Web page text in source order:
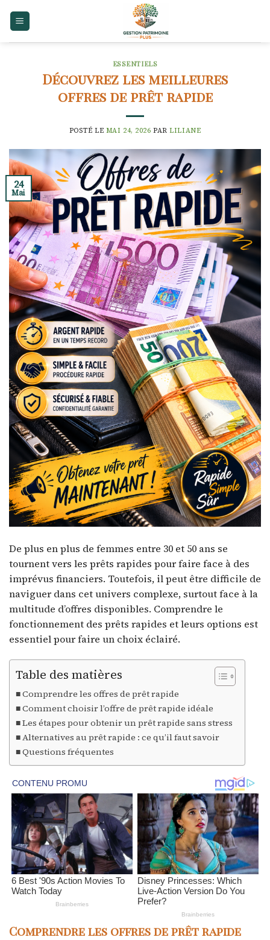
ESSENTIELS
Découvrez les meilleures
offres de prêt rapide
POSTÉ LE MAI 24, 2026 PARLILIANE
24
Mai
De plus en plus de femmes entre 30 et 50 ans se
tournent vers les prêts rapides pour faire face à des
imprévus financiers. Toutefois, il peut être difficile de
naviguer dans cet univers complexe, surtout face à la
multitude d’offres disponibles. Comprendre le
fonctionnement des prêts rapides et leurs options est
essentiel pour faire un choix éclairé.
Table des matières
Comprendre les offres de prêt rapide
Comment choisir l’offre de prêt rapide idéale
Les étapes pour obtenir un prêt rapide sans stress
Alternatives au prêt rapide : ce qu’il faut savoir
Questions fréquentes
Comprendre les offres de prêt rapide